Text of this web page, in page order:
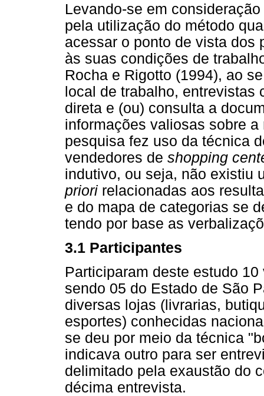
Levando-se em
pela utilização do método
acessar o ponto de vista dos
às suas condições de
Rocha e Rigotto (1994), ao
local de trabalho, entrevistas
direta e (ou) consulta a
informações valiosas sobre
pesquisa fez uso da técnica
vendedores de shopping
indutivo, ou seja, não existiu
priori relacionadas aos
e do mapa de categorias se
tendo por base as
3.1 Participantes
Participaram deste estudo
sendo 05 do Estado de São
diversas lojas (livrarias,
esportes) conhecidas
se deu por meio da técnica
indicava outro para ser
delimitado pela exaustão do
décima entrevista.